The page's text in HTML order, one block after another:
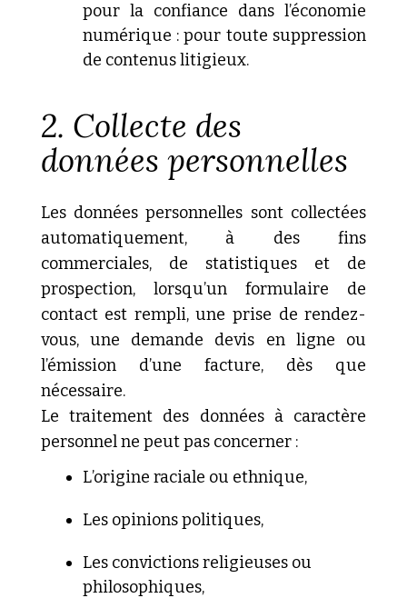
pour la confiance dans l’économie
numérique : pour toute suppression
de contenus litigieux.
2. Collecte des
données personnelles
Les données personnelles sont collectées
automatiquement, à des fins
commerciales, de statistiques et de
prospection, lorsqu’un formulaire de
contact est rempli, une prise de rendez-
vous, une demande devis en ligne ou
l’émission d’une facture, dès que
nécessaire.
Le traitement des données à caractère
personnel ne peut pas concerner :
L’origine raciale ou ethnique,
Les opinions politiques,
Les convictions religieuses ou
philosophiques,